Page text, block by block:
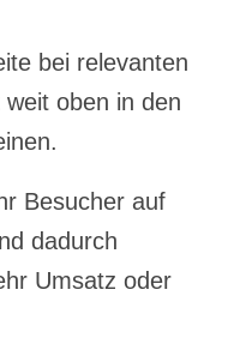
bei relevanten
oben in den
Besucher auf
dadurch
Umsatz oder